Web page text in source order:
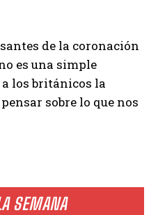
SEMANA
de la coronación
es una simple
a los británicos la
sobre lo que nos